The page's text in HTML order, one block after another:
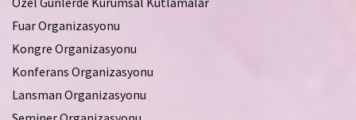
Fuar Organizasyonu
Kongre Organizasyonu
Konferans Organizasyonu
Lansman Organizasyonu